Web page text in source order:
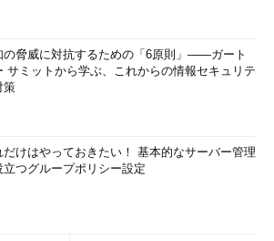
の脅威に対抗するための「6原則」――ガート
サミットから学ぶ、これからの情報セキュリテ
策
だけはやっておきたい！ 基本的なサーバー管理
立つグループポリシー設定